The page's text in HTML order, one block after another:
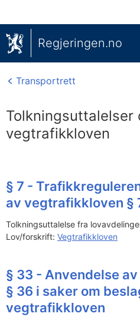
Regjeringen.no
Transportrett
Tolkningsuttalelser
vegtrafikkloven
§ 7 -
av vegtrafikkloven §
Tolkningsuttalelse fra
Lov/forskrift: Vegtrafikkloven
§ 33 - Anvendelse
§ 36 i saker om
vegtrafikkloven